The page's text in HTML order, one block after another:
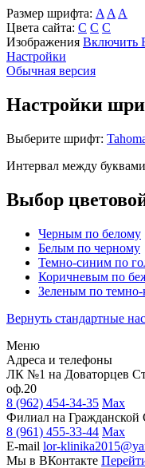
Размер шрифта: A A A
Цвета сайта: С С С
Изображения Включить
Настройки
Обычная версия
Настройки
Выберите шрифт:
Интервал между
Выбор
Черным по белому
Белым по черному
Темно-синим по
Коричневым по
Зеленым по
Вернуть стандартные
Меню
Адреса и телефоны
ЛК №1 на Доваторцев
оф.20
8 (962) 454-34-35 Max
Филиал на Гражданской
8 (961) 455-33-44 Max
E-mail lor-
Мы в ВКонтакте